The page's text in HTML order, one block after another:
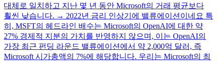
대체로 일치하고 지난 몇 년 동안 Microsoft의 거래 평균보다
훨씬 낮습니다. → 2022년 금리 인상기에 밸류에이션이네요 특
히, MSFT의 헤드라인 배수는 Microsoft의 OpenAI에 대한 약
27% 경제적 지분의 가치를 반영하지 않으며, 이는 OpenAI의
가장 최근 펀딩 라운드 밸류에이션에서 약 2,000억 달러, 즉
Microsoft 시가총액의 7%에 해당합니다. 우리는 Microsoft의 최